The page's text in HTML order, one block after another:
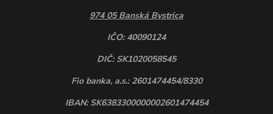
974 05 Banská Bystrica
IČO: 40090124
DIČ: SK1020058545
Fio banka, a.s.: 2601474454/8330
IBAN: SK6383300000002601474454